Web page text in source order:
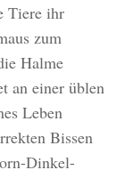
Tiere ihr
zum
Halme
an einer üblen
Leben
Bissen
Dinkel-